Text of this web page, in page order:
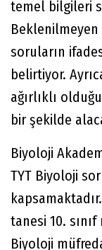
temel bilgileri
soruların
belirtiyor.
ağırlıklı
bir şekilde
Biyoloji
TYT Biyoloji
tanesi 10.
Biyoloji